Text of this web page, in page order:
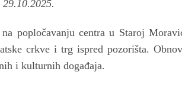
popločavanju centra u Staroj
crkve i trg ispred pozorišta.
i kulturnih događaja.